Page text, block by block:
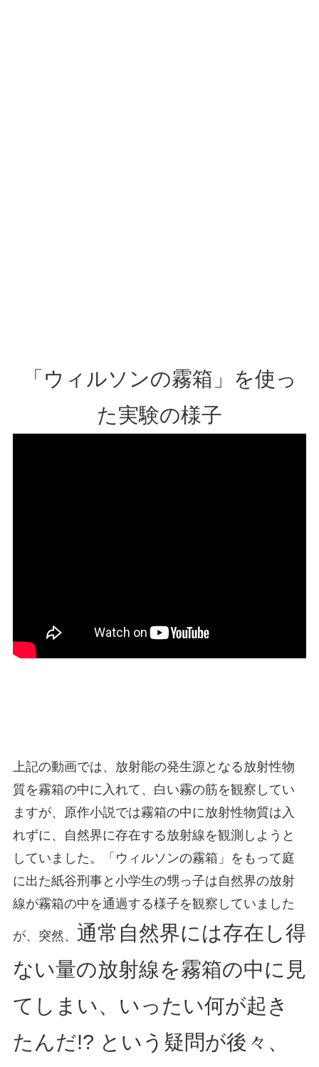
「ウィルソンの霧箱」を使っ
た実験の様子
上記の動画では、放射能の発生源となる放射性物
質を霧箱の中に入れて、白い霧の筋を観察してい
ますが、原作小説では霧箱の中に放射性物質は入
れずに、自然界に存在する放射線を観測しようと
していました。「ウィルソンの霧箱」をもって庭
に出た紙谷刑事と小学生の甥っ子は自然界の放射
線が霧箱の中を通過する様子を観察していました
が、突然、 通常自然界には存在し得
ない量の放射線を霧箱の中に見
てしまい、いったい何が起き
たんだ!? という疑問が後々、